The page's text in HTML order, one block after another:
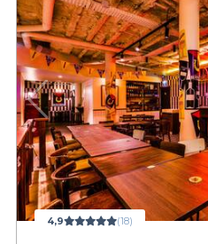
4,9 (18)